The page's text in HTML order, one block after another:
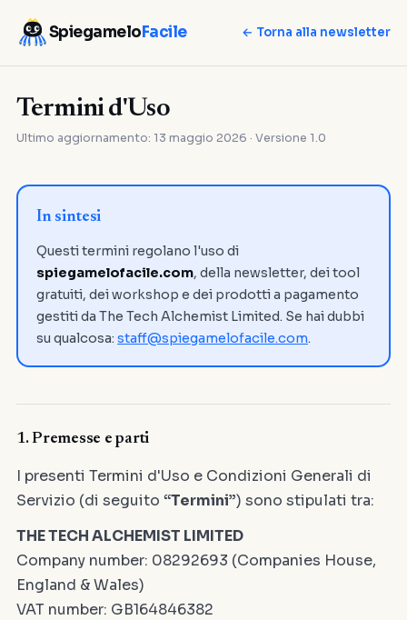
SpiegameloFacile ← Torna alla newsletter
Termini d'Uso
Ultimo aggiornamento: 13 maggio 2026 · Versione 1.0
In sintesi
Questi termini regolano l'uso di
spiegamelofacile.com, della newsletter, dei tool
gratuiti, dei workshop e dei prodotti a pagamento
gestiti da The Tech Alchemist Limited. Se hai dubbi
su qualcosa: staff@spiegamelofacile.com.
1. Premesse e parti
I presenti Termini d'Uso e Condizioni Generali di
Servizio (di seguito “Termini”) sono stipulati tra:
THE TECH ALCHEMIST LIMITED
Company number: 08292693 (Companies House,
England & Wales)
VAT number: GB164846382